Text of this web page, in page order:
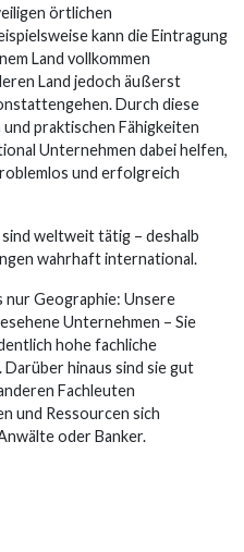
örtlichen
kann die Eintragung
Land vollkommen
Land jedoch äußerst
Durch diese
praktischen Fähigkeiten
Unternehmen dabei helfen,
und erfolgreich
weltweit tätig – deshalb
wahrhaft international.
Geographie: Unsere
Unternehmen – Sie
hohe fachliche
hinaus sind sie gut
Fachleuten
und Ressourcen sich
oder Banker.